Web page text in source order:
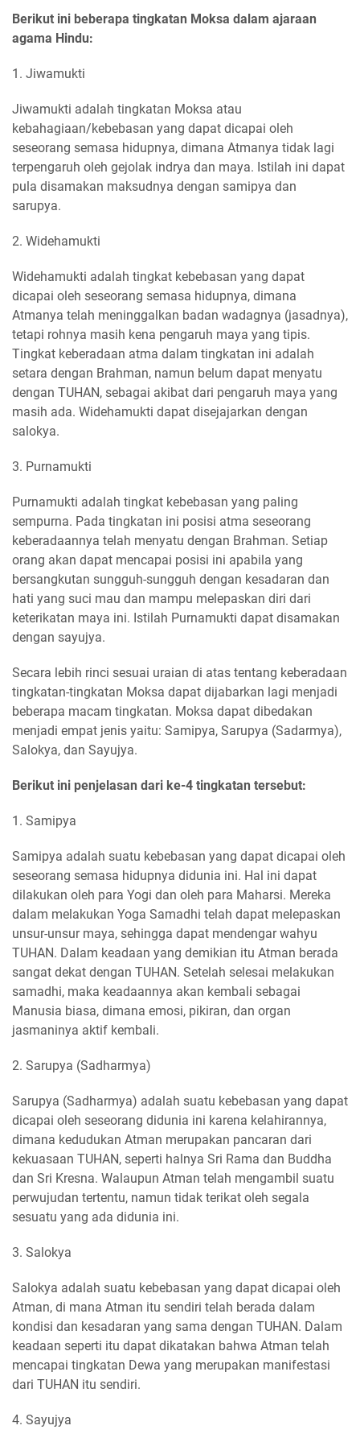
Berikut ini beberapa tingkatan Moksa dalam ajaraan
agama Hindu:
1. Jiwamukti
Jiwamukti adalah tingkatan Moksa atau
kebahagiaan/kebebasan yang dapat dicapai oleh
seseorang semasa hidupnya, dimana Atmanya tidak lagi
terpengaruh oleh gejolak indrya dan maya. Istilah ini dapat
pula disamakan maksudnya dengan samipya dan
sarupya.
2. Widehamukti
Widehamukti adalah tingkat kebebasan yang dapat
dicapai oleh seseorang semasa hidupnya, dimana
Atmanya telah meninggalkan badan wadagnya (jasadnya),
tetapi rohnya masih kena pengaruh maya yang tipis.
Tingkat keberadaan atma dalam tingkatan ini adalah
setara dengan Brahman, namun belum dapat menyatu
dengan TUHAN, sebagai akibat dari pengaruh maya yang
masih ada. Widehamukti dapat disejajarkan dengan
salokya.
3. Purnamukti
Purnamukti adalah tingkat kebebasan yang paling
sempurna. Pada tingkatan ini posisi atma seseorang
keberadaannya telah menyatu dengan Brahman. Setiap
orang akan dapat mencapai posisi ini apabila yang
bersangkutan sungguh-sungguh dengan kesadaran dan
hati yang suci mau dan mampu melepaskan diri dari
keterikatan maya ini. Istilah Purnamukti dapat disamakan
dengan sayujya.
Secara lebih rinci sesuai uraian di atas tentang keberadaan
tingkatan-tingkatan Moksa dapat dijabarkan lagi menjadi
beberapa macam tingkatan. Moksa dapat dibedakan
menjadi empat jenis yaitu: Samipya, Sarupya (Sadarmya),
Salokya, dan Sayujya.
Berikut ini penjelasan dari ke-4 tingkatan tersebut:
1. Samipya
Samipya adalah suatu kebebasan yang dapat dicapai oleh
seseorang semasa hidupnya didunia ini. Hal ini dapat
dilakukan oleh para Yogi dan oleh para Maharsi. Mereka
dalam melakukan Yoga Samadhi telah dapat melepaskan
unsur-unsur maya, sehingga dapat mendengar wahyu
TUHAN. Dalam keadaan yang demikian itu Atman berada
sangat dekat dengan TUHAN. Setelah selesai melakukan
samadhi, maka keadaannya akan kembali sebagai
Manusia biasa, dimana emosi, pikiran, dan organ
jasmaninya aktif kembali.
2. Sarupya (Sadharmya)
Sarupya (Sadharmya) adalah suatu kebebasan yang dapat
dicapai oleh seseorang didunia ini karena kelahirannya,
dimana kedudukan Atman merupakan pancaran dari
kekuasaan TUHAN, seperti halnya Sri Rama dan Buddha
dan Sri Kresna. Walaupun Atman telah mengambil suatu
perwujudan tertentu, namun tidak terikat oleh segala
sesuatu yang ada didunia ini.
3. Salokya
Salokya adalah suatu kebebasan yang dapat dicapai oleh
Atman, di mana Atman itu sendiri telah berada dalam
kondisi dan kesadaran yang sama dengan TUHAN. Dalam
keadaan seperti itu dapat dikatakan bahwa Atman telah
mencapai tingkatan Dewa yang merupakan manifestasi
dari TUHAN itu sendiri.
4. Sayujya